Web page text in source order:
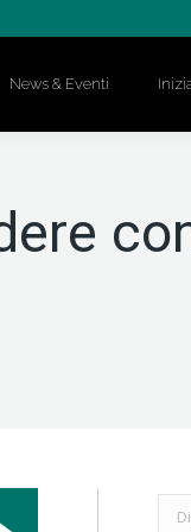
News & Eventi
Cerca: